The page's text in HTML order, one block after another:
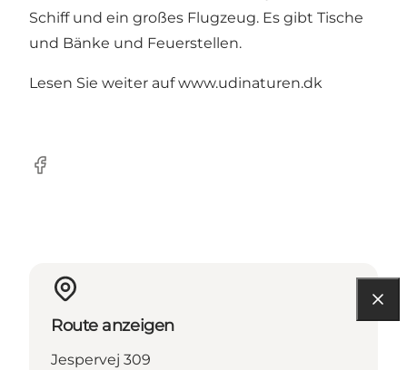
Schiff und ein großes Flugzeug. Es gibt Tische
und Bänke und Feuerstellen.
Lesen Sie weiter aufwww.udinaturen.dk
Facebook
Route anzeigen
Jespervej 309